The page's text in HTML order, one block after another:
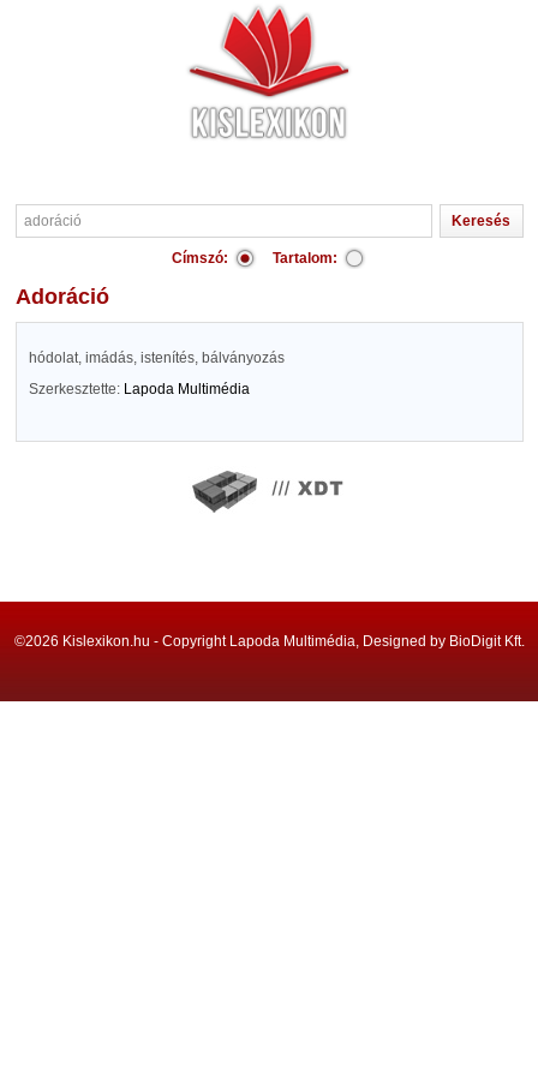
Címszó: Tartalom:
adoráció
hódolat, imádás, istenítés, bálványozás
Szerkesztette: Lapoda Multimédia
©2026 Kislexikon.hu - Copyright Lapoda Multimédia, Designed by BioDigit Kft.